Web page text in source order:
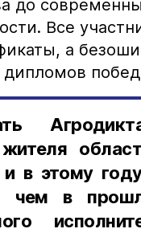
до
Все
а
дипломов
в этому
чем в